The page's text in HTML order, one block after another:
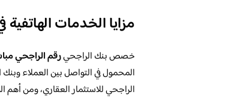
مزايا الخدمات
خصص بنك الراجحيرقم الراجحي
المحمول في التواصل بين العملاء
الراجحي للاستثمار العقاري، ومن أهم